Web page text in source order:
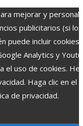
mejorar y
publicitarios (si los
puede incluir cookies
Analytics y
el uso de cookies.
Haga clic en el
de privacidad.